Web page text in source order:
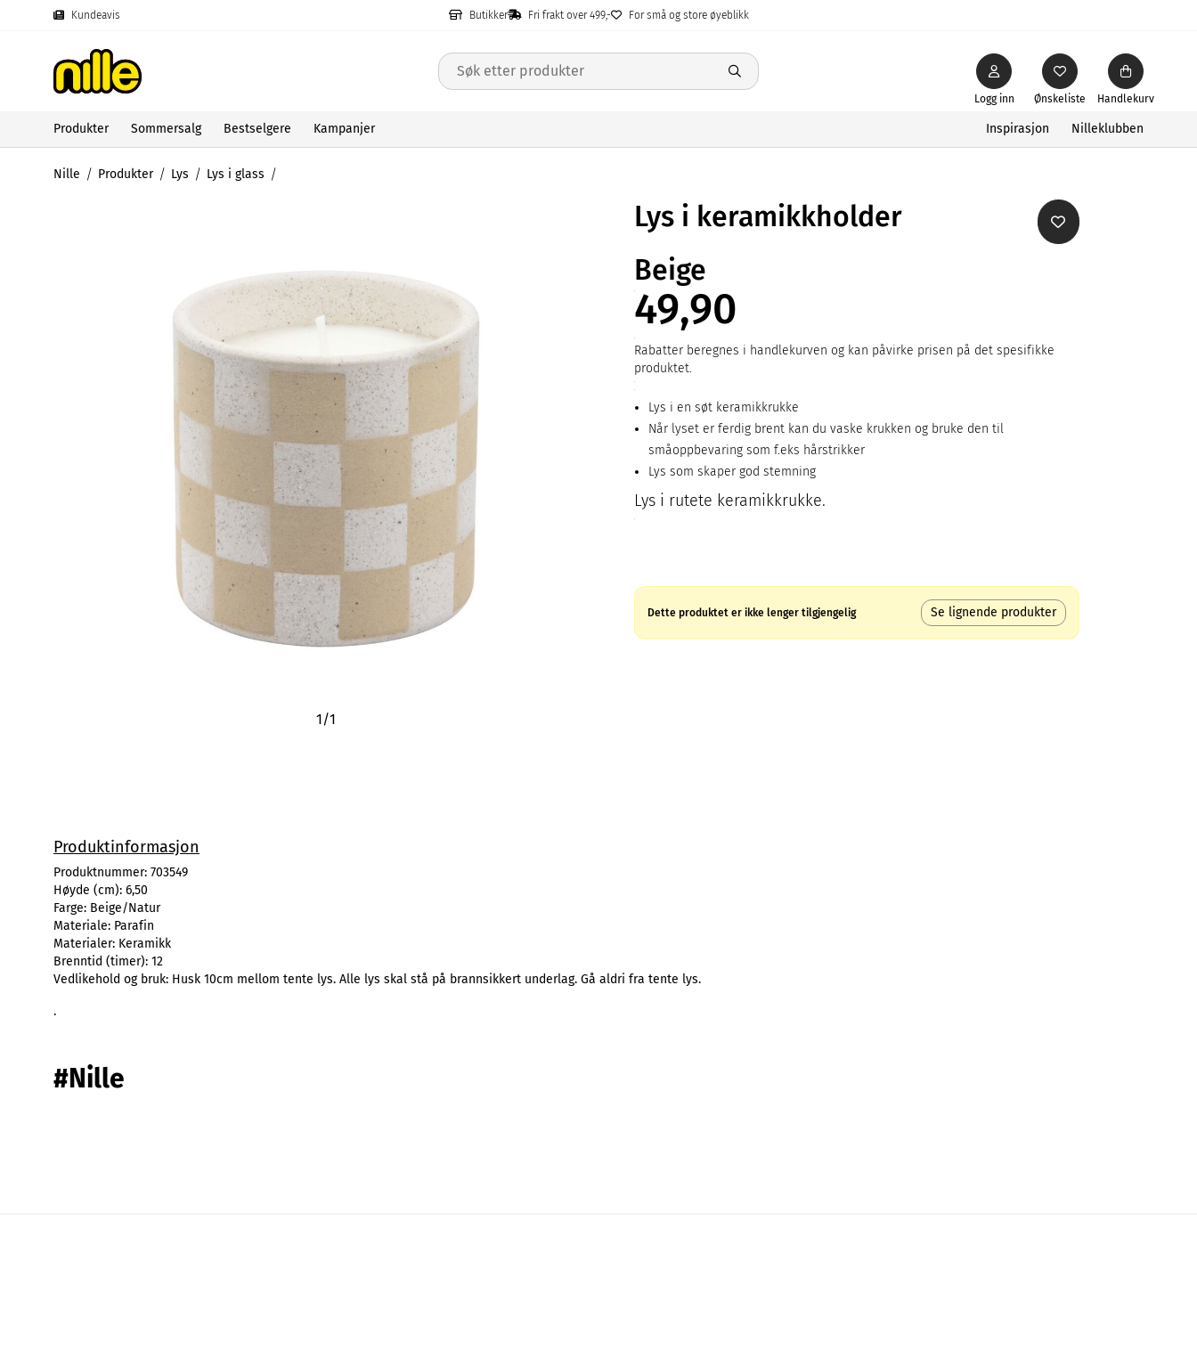
Kundeavis Butikker Fri frakt over 499,- For små og store øyeblikk
Ønskeliste
Logg inn Handlekurv
Produkter Sommersalg Bestselgere Kampanjer Inspirasjon Nilleklubben
Nille Produkter Lys Lys i glass
1/1
Lys i keramikkholder
Beige
49,90
Rabatter beregnes i handlekurven og kan påvirke prisen på det spesifikke
produktet.
Lys i en søt keramikkrukke
Når lyset er ferdig brent kan du vaske krukken og bruke den til
småoppbevaring som f.eks hårstrikker
Lys som skaper god stemning
Lys i rutete keramikkrukke.
Dette produktet er ikke lenger tilgjengelig Se lignende produkter
Produktinformasjon
Produktnummer: 703549
Høyde (cm): 6,50
Farge: Beige/Natur
Materiale: Parafin
Materialer: Keramikk
Brenntid (timer): 12
Vedlikehold og bruk: Husk 10cm mellom tente lys. Alle lys skal stå på brannsikkert underlag. Gå aldri fra tente lys.
.
#Nille